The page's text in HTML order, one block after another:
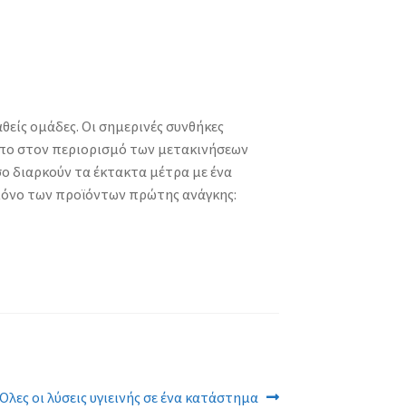
ομάδες. Οι σημερινές συνθήκες
στον περιορισμό των μετακινήσεων
διαρκούν τα έκτακτα μέτρα με ένα
των προϊόντων πρώτης ανάγκης:
οι λύσεις υγιεινής σε ένα κατάστημα